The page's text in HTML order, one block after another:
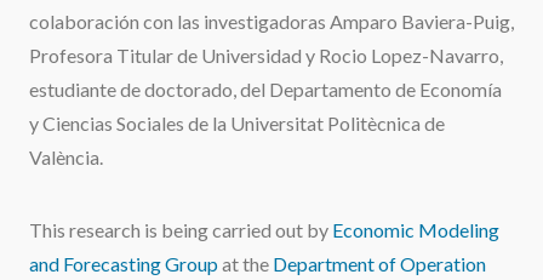
colaboración con las investigadoras Amparo Baviera-Puig,
Profesora Titular de Universidad y Rocio Lopez-Navarro,
estudiante de doctorado, del Departamento de Economía
y Ciencias Sociales de la Universitat Politècnica de
València.
This research is being carried out by Economic Modeling
and Forecasting Groupat the Department of Operation